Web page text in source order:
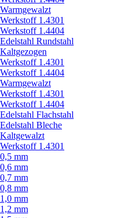
Warmgewalzt
Werkstoff 1.4301
Werkstoff 1.4404
Edelstahl Rundstahl
Kaltgezogen
Werkstoff 1.4301
Werkstoff 1.4404
Warmgewalzt
Werkstoff 1.4301
Werkstoff 1.4404
Edelstahl Flachstahl
Edelstahl Bleche
Kaltgewalzt
Werkstoff 1.4301
0,5 mm
0,6 mm
0,7 mm
0,8 mm
1,0 mm
1,2 mm